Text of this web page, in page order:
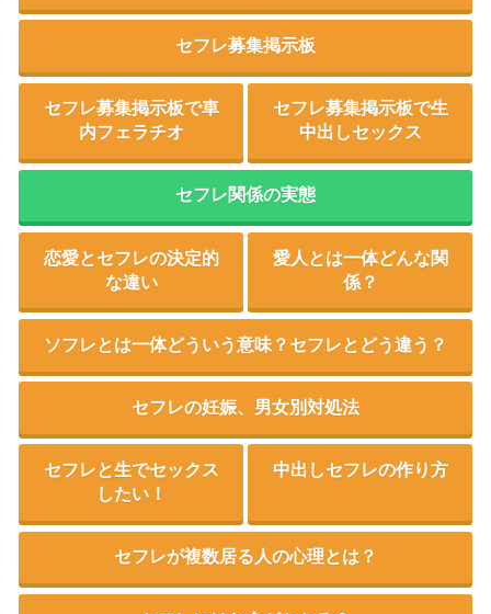
セフレ募集掲示板
セフレ募集掲示板で車
内フェラチオ
セフレ募集掲示板で生
中出しセックス
セフレ関係の実態
恋愛とセフレの決定的
な違い
愛人とは一体どんな関
係？
ソフレとは一体どういう意味？セフレとどう違う？
セフレの妊娠、男女別対処法
セフレと生でセックス
したい！
中出しセフレの作り方
セフレが複数居る人の心理とは？